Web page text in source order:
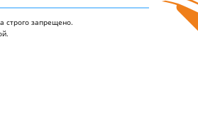
строго запрещено.